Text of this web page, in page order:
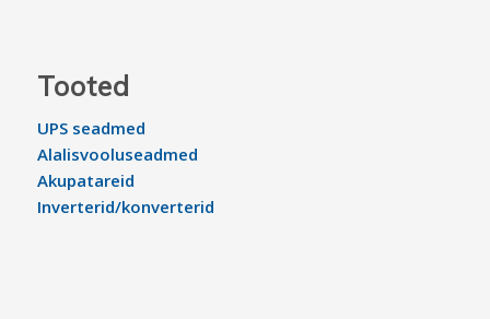
Tooted
UPS seadmed
Alalisvooluseadmed
Akupatareid
Inverterid/konverterid